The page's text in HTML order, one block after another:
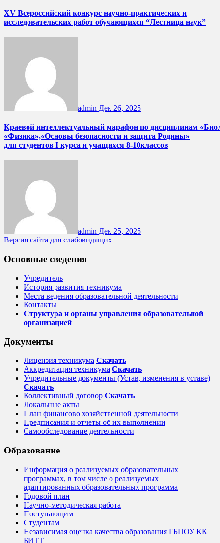
XV Всероссийский конкурс научно-практических и
исследовательских работ обучающихся “Лестница наук”
admin Дек 26, 2025
Краевой интеллектуальный марафон по дисциплинам
«Физика»,«Основы безопасности и защита Родины»
для студентов I курса и учащихся 8-10классов
admin Дек 25, 2025
Версия сайта для слабовидящих
Основные сведения
Учредитель
История развития техникума
Места ведения образовательной деятельности
Контакты
Структура и органы управления образовательной
организацией
Документы
Лицензия техникума Скачать
Аккредитация техникума Скачать
Учредительные документы (Устав, изменения в уставе)
Скачать
Коллективный договор Cкачать
Локальные акты
План финансово хозяйственной деятельности
Предписания и отчеты об их выполнении
Самообследование деятельности
Образование
Информация о реализуемых образовательных
программах, в том числе о реализуемых
адаптированных образовательных программа
Годовой план
Научно-методическая работа
Поступающим
Студентам
Независимая оценка качества образования ГБПОУ КК
БИТТ